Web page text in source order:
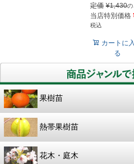
定価 ¥1,430の
当店特別価格
税込
カートに
る
果樹苗
熱帯果樹苗
花木・庭木